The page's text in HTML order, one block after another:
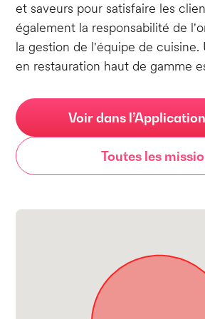
et saveurs pour satisfaire les
également la responsabilité de
la gestion de l'équipe de cuisine.
en restauration haut de gamme
Voir dans
Toutes les